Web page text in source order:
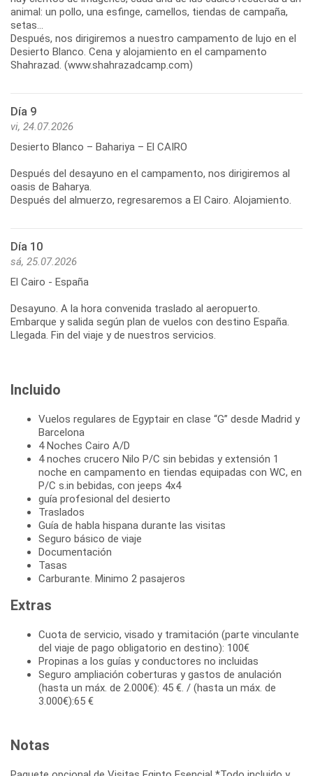
animal: un pollo, una esfinge, camellos, tiendas de campaña,
setas...
Después, nos dirigiremos a nuestro campamento de lujo en el
Desierto Blanco. Cena y alojamiento en el campamento
Shahrazad. (www.shahrazadcamp.com)
Día 9
vi, 24.07.2026
Desierto Blanco – Bahariya – El CAIRO
Después del desayuno en el campamento, nos dirigiremos al
oasis de Baharya.
Después del almuerzo, regresaremos a El Cairo. Alojamiento.
Día 10
sá, 25.07.2026
El Cairo - España
Desayuno. A la hora convenida traslado al aeropuerto.
Embarque y salida según plan de vuelos con destino España.
Llegada. Fin del viaje y de nuestros servicios.
Incluido
Vuelos regulares de Egyptair en clase “G” desde Madrid y
Barcelona
4 Noches Cairo A/D
4 noches crucero Nilo P/C sin bebidas y extensión 1
noche en campamento en tiendas equipadas con WC, en
P/C s.in bebidas, con jeeps 4x4
guía profesional del desierto
Traslados
Guía de habla hispana durante las visitas
Seguro básico de viaje
Documentación
Tasas
Carburante. Minimo 2 pasajeros
Extras
Cuota de servicio, visado y tramitación (parte vinculante
del viaje de pago obligatorio en destino): 100€
Propinas a los guías y conductores no incluidas
Seguro ampliación coberturas y gastos de anulación
(hasta un máx. de 2.000€): 45 €. / (hasta un máx. de
3.000€):65 €
Notas